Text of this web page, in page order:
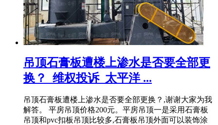
吊顶石膏板遭楼上渗水是否要全部更
换？_维权投诉_太平洋 ...
吊顶石膏板遭楼上渗水是否要全部更换？,谢谢大家为我
解答。 平房吊顶价格200元。平房吊顶一是采用石膏板
吊顶和pvc扣板吊顶比较多,石膏板吊顶外面可以装饰涂